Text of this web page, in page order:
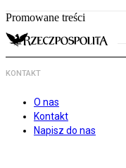
Promowane treści
KONTAKT
O nas
Kontakt
Napisz do nas